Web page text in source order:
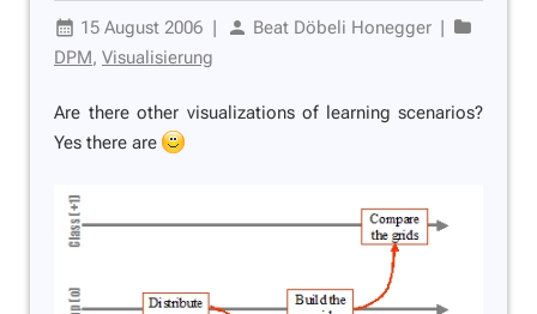
15 August 2006 | Beat Döbeli Honegger |
DPM, Visualisierung
Are there other visualizations of learning scenarios?
Yes there are